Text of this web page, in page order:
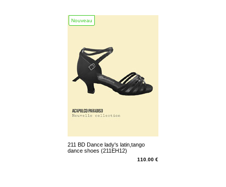
Nouveau
211 BD Dance lady's latin,tango
dance shoes (211EH12)
110.00 €